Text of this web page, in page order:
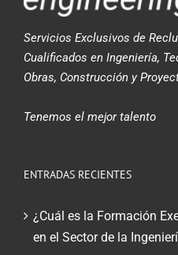
Servicios Exclusivos de
Cualificados en Ingeniería,
Obras, Construcción y
Tenemos el mejor talento
ENTRADAS RECIENTES
¿Cuál es la Formación
en el Sector de la